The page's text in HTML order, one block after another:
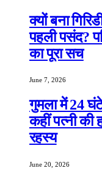
क्यों बना
पहली पसंद?
का पूरा सच
June 7, 2026
गुमला में 24
कहीं पत्नी की
रहस्य
June 20, 2026